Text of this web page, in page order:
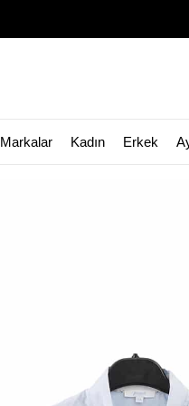
Markalar Kadın Erkek